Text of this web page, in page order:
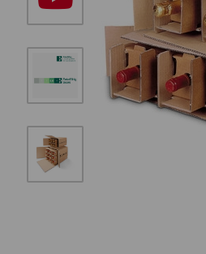
Usiamo un
contenuti
dati sulle sue
per